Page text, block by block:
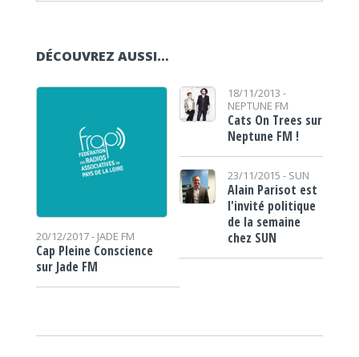
DÉCOUVREZ AUSSI…
20/12/2017 - JADE FM
Cap Pleine Conscience
sur Jade FM
18/11/2013 -
NEPTUNE FM
Cats On Trees sur
Neptune FM !
23/11/2015 - SUN
Alain Parisot est
l'invité politique
de la semaine
chez SUN